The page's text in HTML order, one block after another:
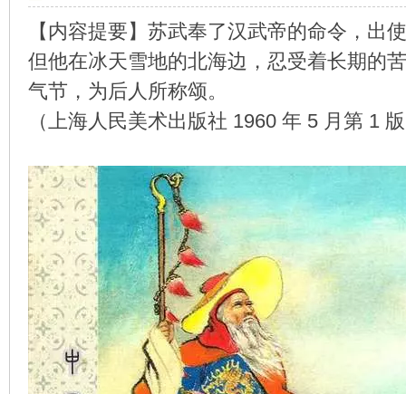
【内容提要】苏武奉了汉武帝的命令，出
但他在冰天雪地的北海边，忍受着长期的
气节，为后人所称颂。
（上海人民美术出版社 1960 年 5 月第 1